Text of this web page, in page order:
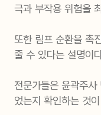
극과 부작용 위험을
또한 림프 순환을 촉
줄 수 있다는 설명이
전문가들은 윤곽주
었는지 확인하는 것